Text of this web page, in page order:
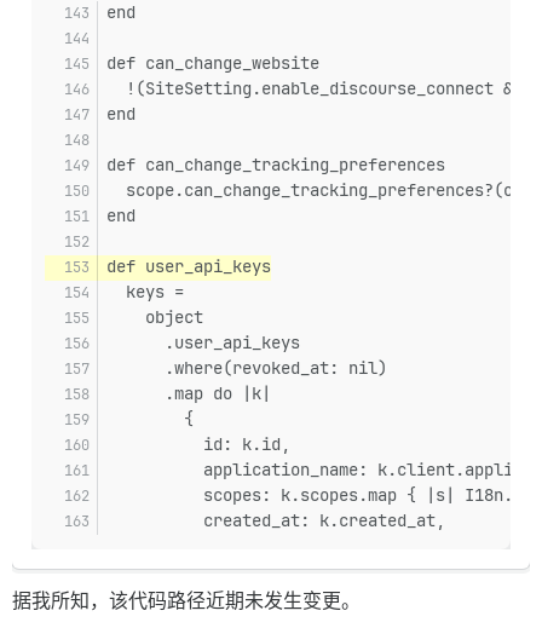
end
def can_change_website
!(SiteSetting.enable_discourse_connect &&
end
def can_change_tracking_preferences
end
def user_api_keys
  keys =
    object
      .user_api_keys
      .where(revoked_at: nil)
      .map do |k|
        {
          id: k.id,
application_name:
scopes: k.scopes.map { |s|
          created_at: k.created_at,
据我所知，该代码路径近期未发生变更。